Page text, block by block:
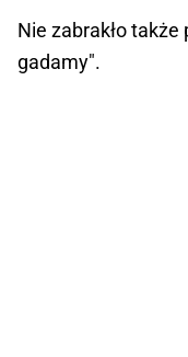
Nie zabrakło
gadamy".